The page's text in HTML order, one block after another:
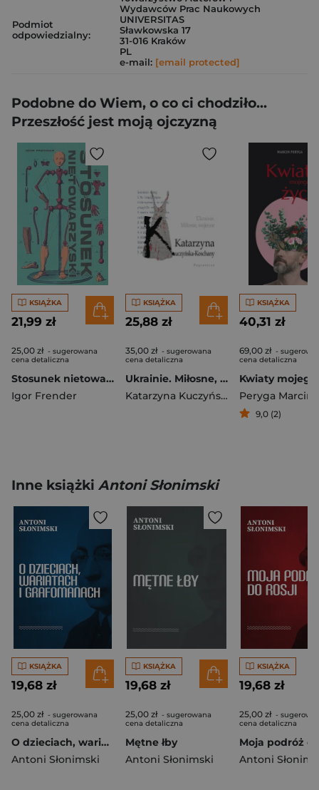
Podmiot
odpowiedzialny:
Wydawców Prac Naukowych
UNIVERSITAS
Sławkowska 17
31-016 Kraków
PL
e-mail: [email protected]
Podobne do Wiem, o co ci chodziło...
Przeszłość jest moją ojczyzną
KSIĄŻKA
21,99 zł
25,00 zł - sugerowana
cena detaliczna
Stosunek nietowarzyski
Igor Frender
KSIĄŻKA
25,88 zł
35,00 zł - sugerowana
cena detaliczna
Ukrainie. Miłosne, wojenne.
Katarzyna Kuczyńska-Koschany
KSIĄŻKA
40,31 zł
69,00 zł -
cena detaliczna
Peryga Marcin
9,0 (2)
Inne książki Antoni Słonimski
KSIĄŻKA
19,68 zł
25,00 zł - sugerowana
cena detaliczna
O dzieciach, wariatach i grafomanach
Antoni Słonimski
KSIĄŻKA
19,68 zł
25,00 zł - sugerowana
cena detaliczna
Mętne łby
Antoni Słonimski
KSIĄŻKA
19,68 zł
25,00 zł -
cena detaliczna
Antoni